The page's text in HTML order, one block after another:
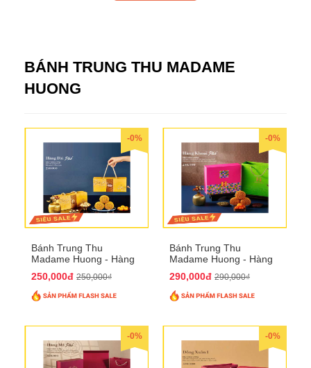
BÁNH TRUNG THU MADAME
HUONG
-0%
Bánh Trung Thu
Madame Huong - Hàng
250,000đ 250,000₫
-0%
Bánh Trung Thu
Madame Huong - Hàng
290,000đ 290,000₫
-0% -0%